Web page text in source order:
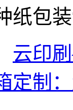
纸包
云印
定制